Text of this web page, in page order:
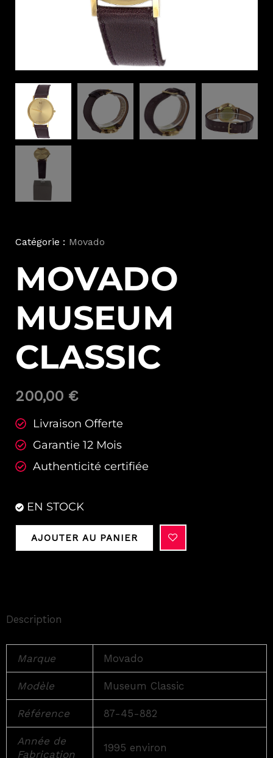
Catégorie : Movado
MOVADO
MUSEUM
CLASSIC
200,00 €
Livraison Offerte
Garantie 12 Mois
Authenticité certifiée
EN STOCK
AJOUTER AU PANIER
Description
Marque Movado
Modèle Museum Classic
Référence 87-45-882
Année de
Fabrication
1995 environ